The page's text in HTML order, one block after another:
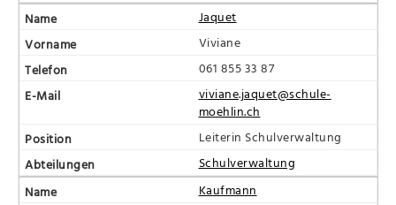
Jaquet
Viviane
061 855 33 87
viviane.jaquet@schule-
moehlin.ch
Leiterin Schulverwaltung
Schulverwaltung
Kaufmann